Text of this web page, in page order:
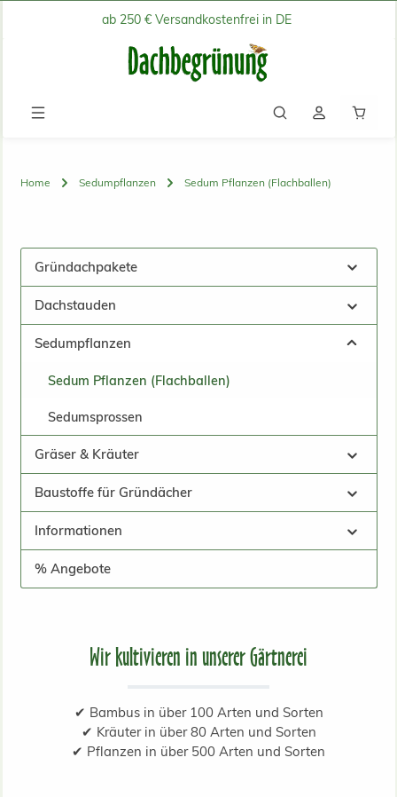
Zum Hauptinhalt springenab 250 € Versandkostenfrei in DE
Home Sedumpflanzen Sedum Pflanzen (Flachballen)
Gründachpakete
Dachstauden
Sedumpflanzen
Sedum Pflanzen (Flachballen)
Sedumsprossen
Gräser & Kräuter
Baustoffe für Gründächer
Informationen
% Angebote
Wir kultivieren in unserer Gärtnerei
✔ Bambus in über 100 Arten und Sorten
✔ Kräuter in über 80 Arten und Sorten
✔ Pflanzen in über 500 Arten und Sorten